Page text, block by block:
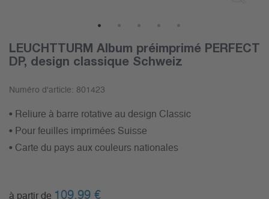
LEUCHTTURM Album préimprimé PERFECT
DP, design classique Schweiz
Numéro d'article: 801423
• Reliure à barre rotative au design Classic
• Pour feuilles imprimées Suisse
• Carte du pays aux couleurs nationales
à partir de 109,99 €